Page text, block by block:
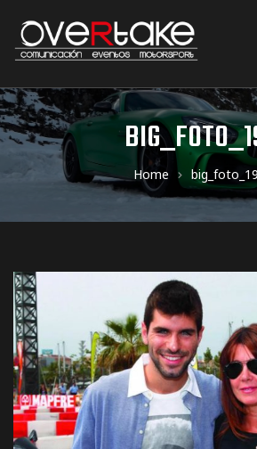
Home
de